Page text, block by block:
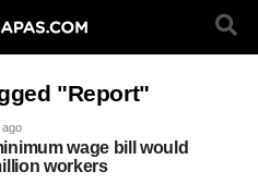
"Report"
wage bill would
workers